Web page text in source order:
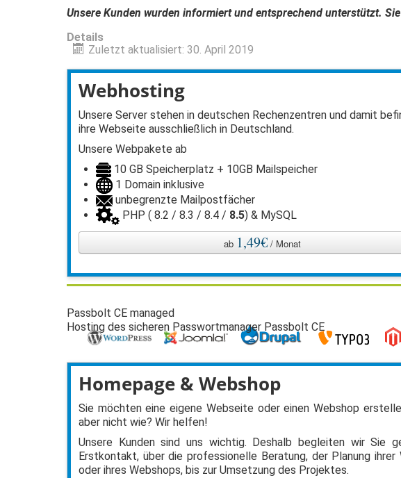
Passbolt CE managed
Hosting des sicheren Passwortmanager Passbolt CE
Unsere Kunden wurden informiert und entsprechend unterstützt.
Details
Zuletzt aktualisiert: 30. April 2019
Webhosting
Unsere Server stehen in deutschen Rechenzentren und damit
ihre Webseite ausschließlich in Deutschland.
Unsere Webpakete ab
10 GB Speicherplatz + 10GB Mailspeicher
1 Domain inklusive
unbegrenzte Mailpostfächer
PHP ( 8.2 / 8.3 / 8.4 / 8.5) & MySQL
ab 1,49€ / Monat
Homepage & Webshop
Sie möchten eine eigene Webseite oder einen Webshop
aber nicht wie? Wir helfen!
Unsere Kunden sind uns wichtig. Deshalb begleiten wir Sie
Erstkontakt, über die professionelle Beratung, der Planung ihrer
oder ihres Webshops, bis zur Umsetzung des Projektes.